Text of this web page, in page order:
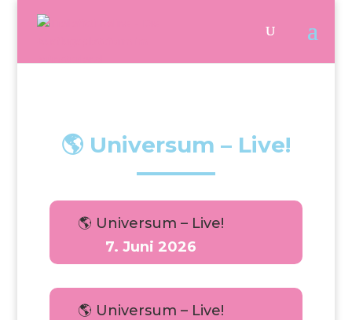
🌎 Universum – Live!
🌎 Universum – Live!
7. Juni 2026
🌎 Universum – Live!